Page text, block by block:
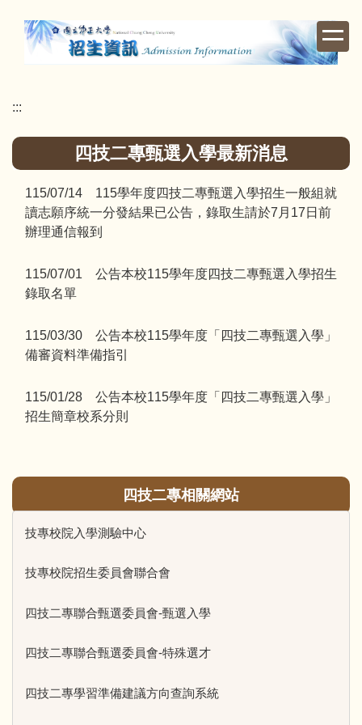
容
:::
四技二專甄選入學最新消息
115/07/14 115學年度四技二專甄選入學招生一般組就
讀志願序統一分發結果已公告，錄取生請於7月17日前
辦理通信報到
115/07/01 公告本校115學年度四技二專甄選入學招生
錄取名單
115/03/30 公告本校115學年度「四技二專甄選入學」
備審資料準備指引
115/01/28 公告本校115學年度「四技二專甄選入學」
招生簡章校系分則
四技二專相關網站
技專校院入學測驗中心
技專校院招生委員會聯合會
四技二專聯合甄選委員會-甄選入學
四技二專聯合甄選委員會-特殊選才
四技二專學習準備建議方向查詢系統